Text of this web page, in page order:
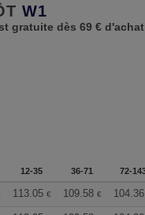
W1
gratuite dès 69 €
12-35 36-71 72-
113.05 € 109.58 € 104.36